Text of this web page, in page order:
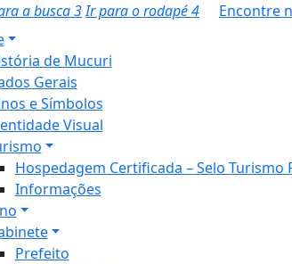
a busca3Ir para o rodapé4 Encontre
de Mucuri
Gerais
e Símbolos
Visual
Hospedagem Certificada – Selo Turismo
Informações
Prefeito